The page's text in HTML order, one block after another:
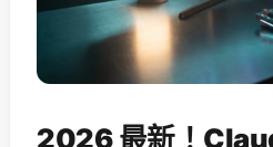
2026 最新！